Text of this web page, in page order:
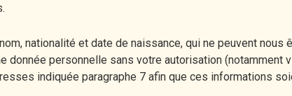
nationalité et date de naissance, qui ne peuvent nous
personnelle sans votre autorisation (notamment
indiquée paragraphe 7 afin que ces informations